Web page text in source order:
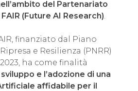
del Partenariato
(Future AI Research)
finanziato dal Piano
e Resilienza (PNRR)
ha come finalità
e l’adozione di una
affidabile per il